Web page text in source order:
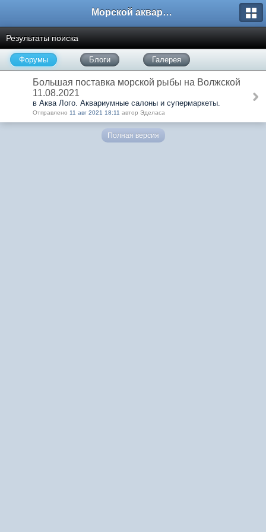
Морской аквариум. Форумы ReefCentral.ru
Результаты поиска
Форумы Блоги Галерея
Большая поставка морской рыбы на Волжской
11.08.2021
в Аква Лого. Аквариумные салоны и супермаркеты.
Отправлено 11 авг 2021 18:11 автор Эделаса
Полная версия